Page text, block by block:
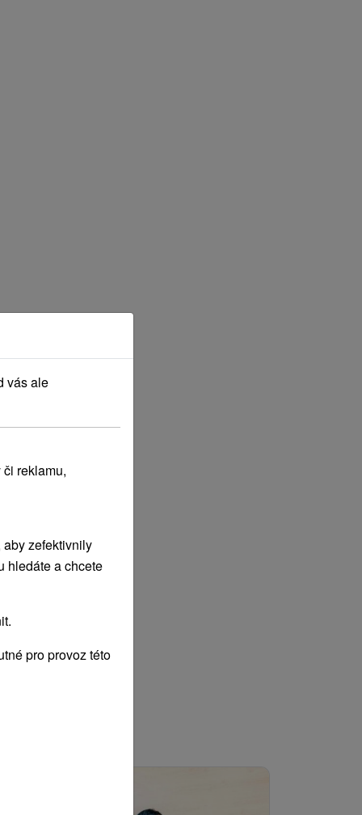
vás ale
reklamu,
zefektivnily
hledáte a chcete
pro provoz této